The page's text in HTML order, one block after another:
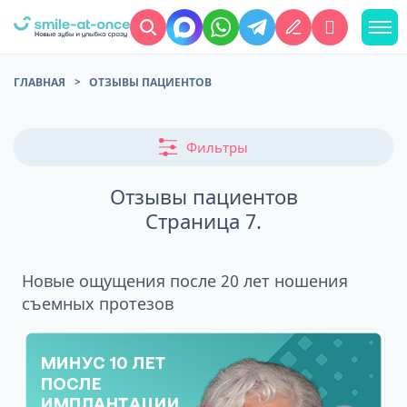
ГЛАВНАЯ ОТЗЫВЫ ПАЦИЕНТОВ
Фильтры
Отзывы пациентов
Страница 7.
Новые ощущения после 20 лет ношения
съемных протезов